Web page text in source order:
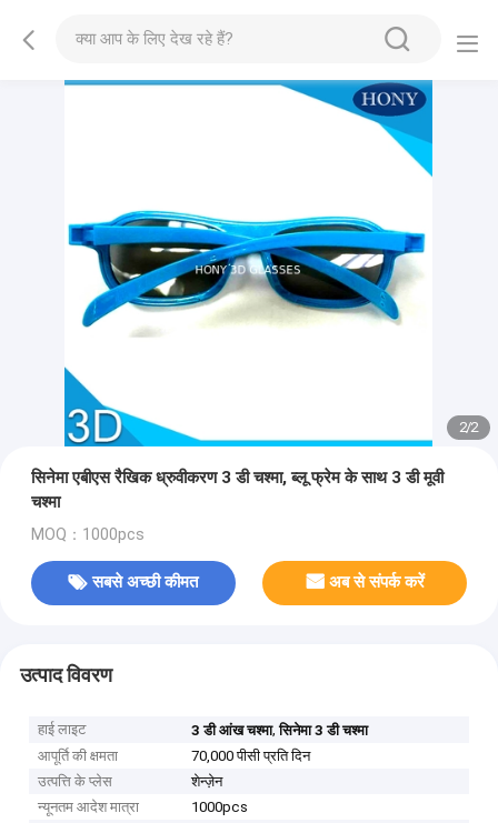
2/2
सिनेमा एबीएस रैखिक ध्रुवीकरण 3 डी चश्मा, ब्लू फ्रेम के साथ 3 डी मूवी
चश्मा
MOQ：1000pcs
सबसे अच्छी कीमत अब से संपर्क करें
उत्पाद विवरण
हाई लाइट 3 डी आंख चश्मा,सिनेमा 3 डी चश्मा
आपूर्ति की क्षमता
70,000 पीसी प्रति दिन
उत्पत्ति के प्लेस
शेन्ज़ेन
न्यूनतम आदेश मात्रा
1000pcs